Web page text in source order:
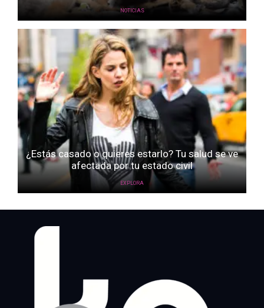
NOTICIAS
¿Estás casado o quieres estarlo? Tu salud se ve
afectada por tu estado civil
EXPLORA